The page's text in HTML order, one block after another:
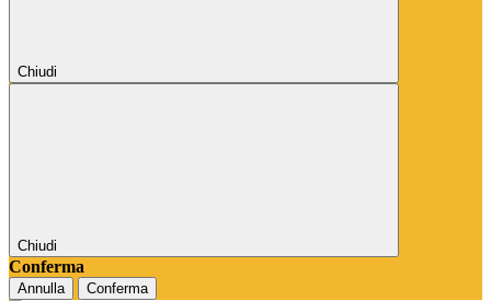
Chiudi
Chiudi
Conferma
Annulla Conferma